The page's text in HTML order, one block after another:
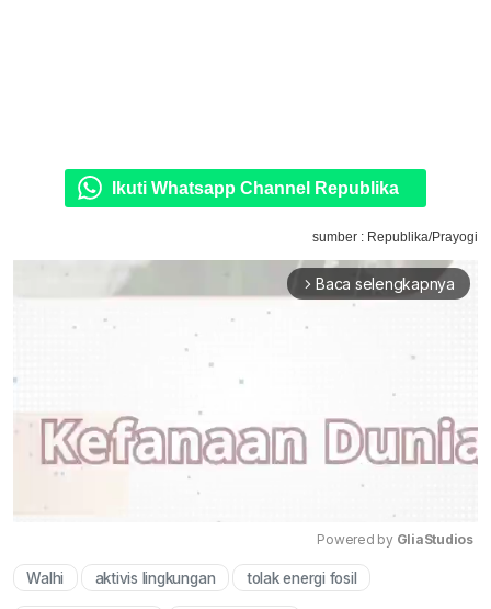
Ikuti Whatsapp Channel Republika
sumber : Republika/Prayogi
arrow_forward_ios Baca selengkapnya
Powered by GliaStudios
Walhi aktivis lingkungan tolak energi fosil